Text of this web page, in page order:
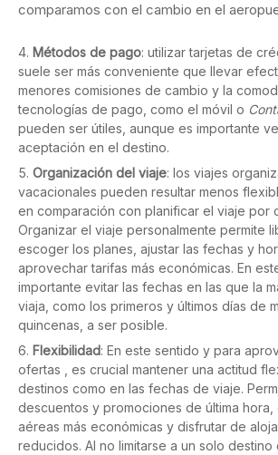
comparamos con el cambio en el
Métodos de pago: utilizar tarjetas de
suele ser más conveniente que llevar
menores comisiones de cambio y la
tecnologías de pago, como el móvil o
pueden ser útiles, aunque es importante
aceptación en el destino.
Organización del viaje: los viajes
vacacionales pueden resultar menos
en comparación con planificar el viaje por
Organizar el viaje personalmente permite
escoger los planes, ajustar las fechas y
aprovechar tarifas más económicas. En
importante evitar las fechas en las que la
viaja, como los primeros y últimos días de
quincenas, a ser posible.
Flexibilidad: En este sentido y para
ofertas , es crucial mantener una actitud
destinos como en las fechas de viaje.
descuentos y promociones de última hora,
aéreas más económicas y disfrutar de
reducidos. Al no limitarse a un solo destino